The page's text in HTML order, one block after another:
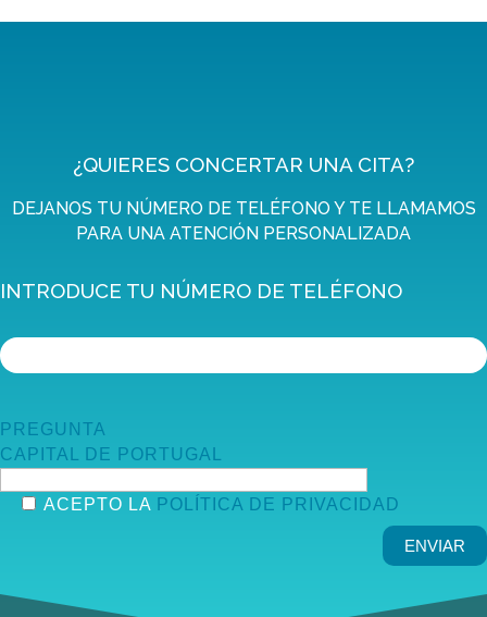
¿QUIERES CONCERTAR UNA CITA?
DEJANOS TU NÚMERO DE TELÉFONO Y TE LLAMAMOS
PARA UNA ATENCIÓN PERSONALIZADA
INTRODUCE TU NÚMERO DE TELÉFONO
PREGUNTA
CAPITAL DE PORTUGAL
ACEPTO LA POLÍTICA DE PRIVACIDAD